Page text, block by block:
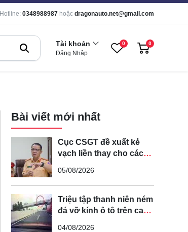
Hotline: 0348988987 hoặc dragonauto.net@gmail.com
Tài khoản
Đăng Nhập
0 0
Bài viết mới nhất
Cục CSGT đề xuất kẻ
vạch liền thay cho các
tuyến đường cong, cua,
đèo dốc để tránh tài xế
vượt ẩu
05/08/2026
Triệu tập thanh niên ném
đá vỡ kính ô tô trên cao
04/08/2026